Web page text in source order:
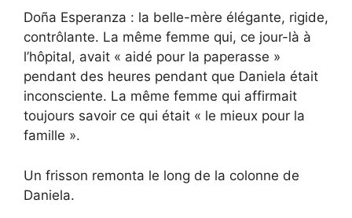
Doña Esperanza : la belle-mère élégante, rigide,
contrôlante. La même femme qui, ce jour-là à
l’hôpital, avait « aidé pour la paperasse »
pendant des heures pendant que Daniela était
inconsciente. La même femme qui affirmait
toujours savoir ce qui était « le mieux pour la
famille ».
Un frisson remonta le long de la colonne de
Daniela.